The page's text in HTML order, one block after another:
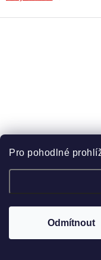
Pro pohodlné
Odmítnout